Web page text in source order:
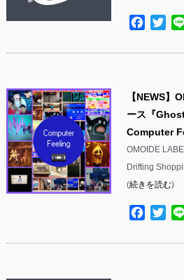
【NEWS】
ース『
Computer
OMOIDE
Drifting
(続きを読む)